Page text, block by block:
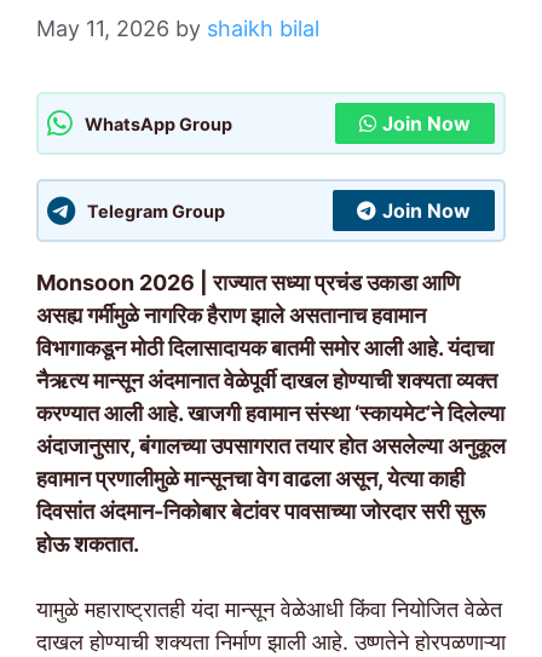
May 11, 2026 by shaikh bilal
WhatsApp Group Join Now
Telegram Group Join Now
Monsoon 2026 | राज्यात सध्या प्रचंड उकाडा आणि
असह्य गर्मीमुळे नागरिक हैराण झाले असतानाच हवामान
विभागाकडून मोठी दिलासादायक बातमी समोर आली आहे. यंदाचा
नैऋत्य मान्सून अंदमानात वेळेपूर्वी दाखल होण्याची शक्यता व्यक्त
करण्यात आली आहे. खाजगी हवामान संस्था ‘स्कायमेट’ने दिलेल्या
अंदाजानुसार, बंगालच्या उपसागरात तयार होत असलेल्या अनुकूल
हवामान प्रणालीमुळे मान्सूनचा वेग वाढला असून, येत्या काही
दिवसांत अंदमान-निकोबार बेटांवर पावसाच्या जोरदार सरी सुरू
होऊ शकतात.
यामुळे महाराष्ट्रातही यंदा मान्सून वेळेआधी किंवा नियोजित वेळेत
दाखल होण्याची शक्यता निर्माण झाली आहे. उष्णतेने होरपळणाऱ्या